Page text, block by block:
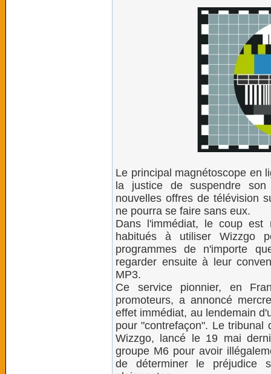
Le principal magnétoscope en
la justice de suspendre
nouvelles offres de télévision
ne pourra se faire sans eux.
Dans l'immédiat, le coup est
habitués à utiliser Wizzgo
programmes de n'importe
regarder ensuite à leur
MP3.
Ce service pionnier, en
promoteurs, a annoncé
effet immédiat, au lendemain
pour "contrefaçon". Le
Wizzgo, lancé le 19 mai
groupe M6 pour avoir
de déterminer le préjudice